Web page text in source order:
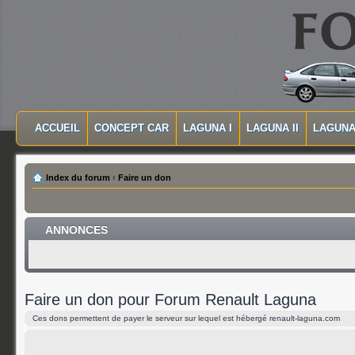
MENU PRINCIPAL
ACCUEIL CONCEPT CAR LAGUNA I LAGUNA II
Index du forum ‹ Faire un don
ANNONCES
Faire un don pour Forum Renault Laguna
Ces dons permettent de payer le serveur sur lequel est hébergé renault-laguna.com